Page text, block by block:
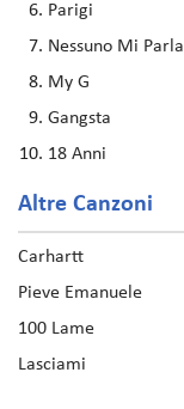
Parigi
Nessuno Mi Parla
My G
Gangsta
18 Anni
Altre Canzoni
Carhartt
Pieve Emanuele
100 Lame
Lasciami